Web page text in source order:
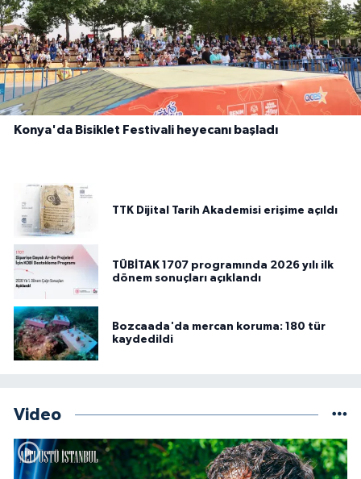
Konya'da Bisiklet Festivali heyecanı başladı
TTK Dijital Tarih Akademisi erişime açıldı
TÜBİTAK 1707 programında 2026 yılı ilk
dönem sonuçları açıklandı
Bozcaada'da mercan koruma: 180 tür
kaydedildi
Video